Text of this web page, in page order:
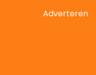
Adverteren